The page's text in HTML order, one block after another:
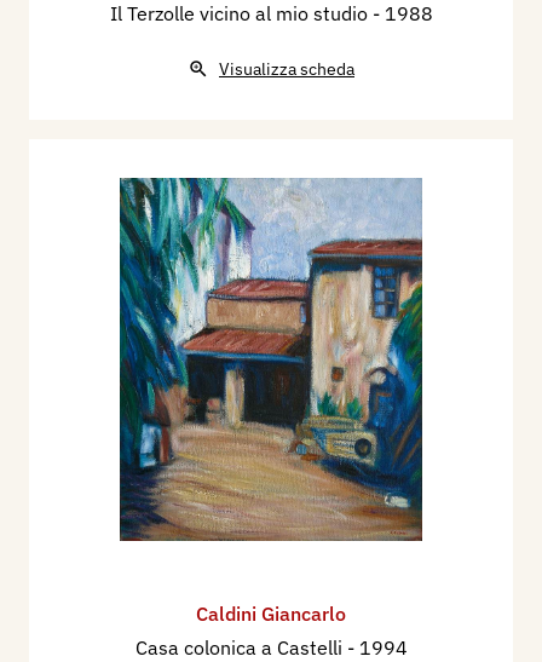
Il Terzolle vicino al mio studio - 1988
Visualizza scheda
Caldini Giancarlo
Casa colonica a Castelli - 1994